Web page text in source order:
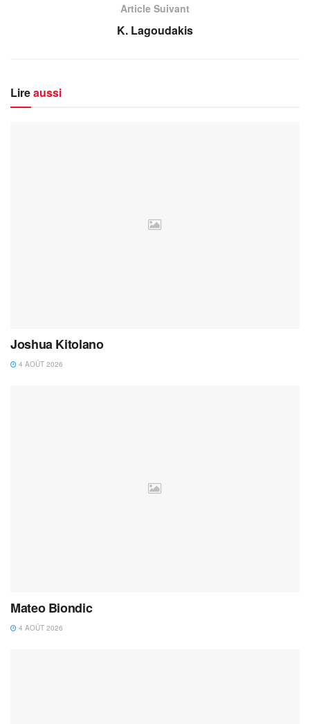
Article Suivant
K. Lagoudakis
Lireaussi
Joshua Kitolano
4 AOÛT 2026
Mateo Biondic
4 AOÛT 2026